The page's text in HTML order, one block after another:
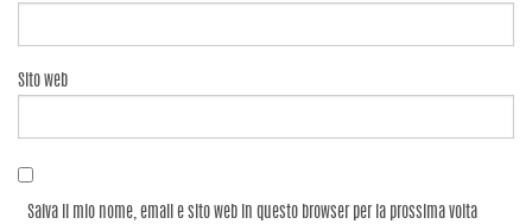
Sito web
Salva il mio nome, email e sito web in questo browser per la prossima volta